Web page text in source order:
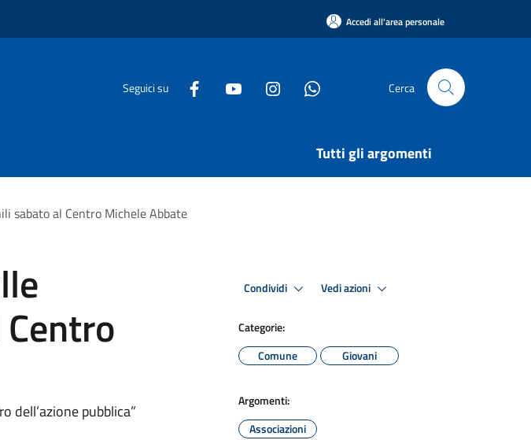
Accedi all'area personale
Seguici su Cerca
Tutti gli argomenti
sabato al Centro Michele Abbate
dell’azione pubblica”
Condividi Vedi azioni
Categorie:
Comune
Giovani
Argomenti:
Associazioni